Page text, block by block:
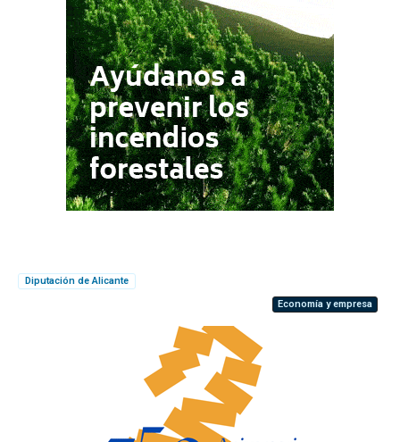
Diputación de Alicante
Economía y empresa